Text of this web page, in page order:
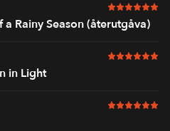
6 av 6 i
a Rainy Season (återutgåva)
6 av 6 i
in Light
6 av 6 i